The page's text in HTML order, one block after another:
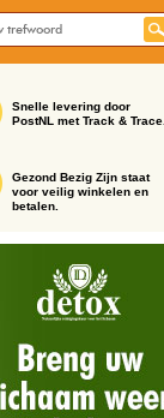
Snelle levering door
PostNL met Track & Trace.
Gezond Bezig Zijn staat
voor veilig winkelen en
betalen.